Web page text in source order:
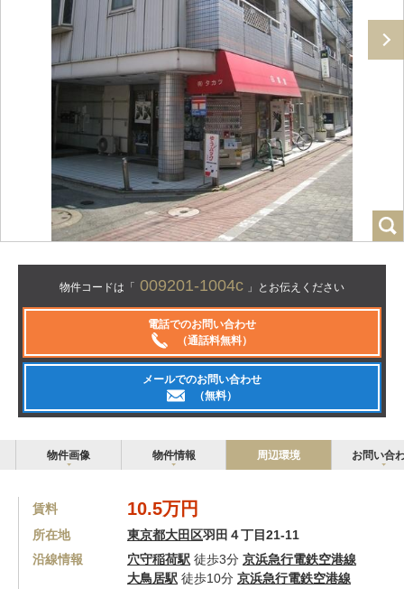
物件コードは「 009201-1004c 」とお伝えください
電話でのお問い合わせ
（通話料無料）
メールでのお問い合わせ
（無料）
物件画像 物件情報 周辺環境 お問い合
賃料 10.5万円
所在地 東京都大田区羽田４丁目21-11
沿線情報
穴守稲荷駅 徒歩3分 京浜急行電鉄空港線
大鳥居駅 徒歩10分 京浜急行電鉄空港線